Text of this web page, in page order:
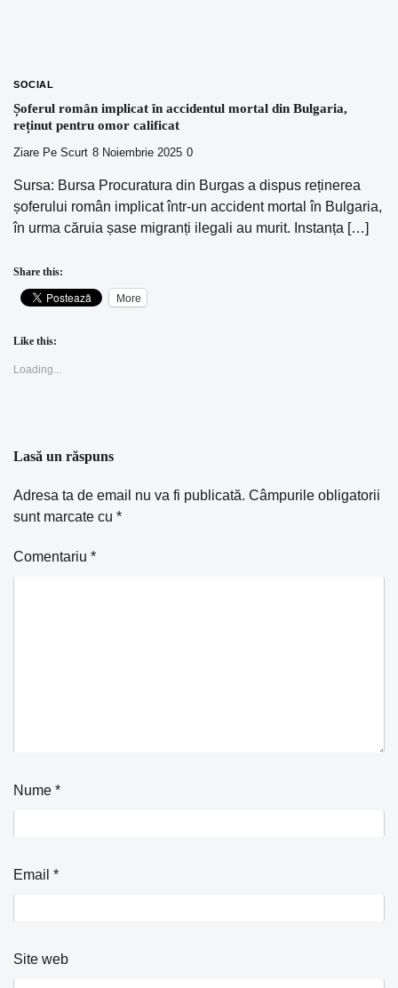
SOCIAL
Șoferul român implicat în accidentul mortal din Bulgaria,
reținut pentru omor calificat
Ziare Pe Scurt 8 Noiembrie 2025 0
Sursa: Bursa Procuratura din Burgas a dispus reținerea
șoferului român implicat într-un accident mortal în Bulgaria,
în urma căruia șase migranți ilegali au murit. Instanța […]
Share this:
More
Like this:
Loading...
Lasă un răspuns
Adresa ta de email nu va fi publicată. Câmpurile obligatorii
sunt marcate cu *
Comentariu *
Nume *
Email *
Site web